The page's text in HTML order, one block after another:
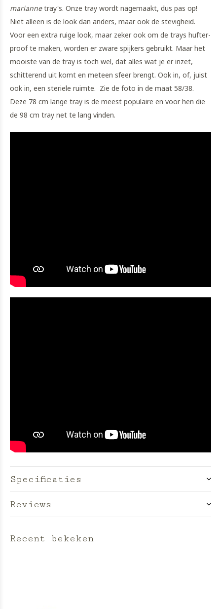
mariannetray's. Onze tray wordt nagemaakt, dus pas op!
Niet alleen is de look dan anders, maar ook de stevigheid.
Voor een extra ruige look, maar zeker ook om de trays hufter-
proof te maken, worden er zware spijkers gebruikt. Maar het
mooiste van de tray is toch wel, dat alles wat je er inzet,
schitterend uit komt en meteen sfeer brengt. Ook in, of, juist
ook in, een steriele ruimte. Zie de foto in de maat 58/38.
Deze 78 cm lange tray is de meest populaire en voor hen die
de 98 cm tray net te lang vinden.
Specificaties
Reviews
Recent bekeken